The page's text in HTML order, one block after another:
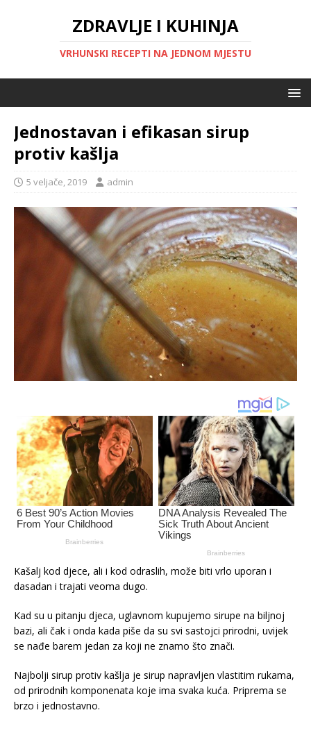
ZDRAVLJE I KUHINJA
VRHUNSKI RECEPTI NA JEDNOM MJESTU
Jednostavan i efikasan sirup
protiv kašlja
5 veljače, 2019 admin
Kašalj kod djece, ali i kod odraslih, može biti vrlo uporan i
dasadan i trajati veoma dugo.
Kad su u pitanju djeca, uglavnom kupujemo sirupe na biljnoj
bazi, ali čak i onda kada piše da su svi sastojci prirodni, uvijek
se nađe barem jedan za koji ne znamo što znači.
Najbolji sirup protiv kašlja je sirup napravljen vlastitim rukama,
od prirodnih komponenata koje ima svaka kuća. Priprema se
brzo i jednostavno.